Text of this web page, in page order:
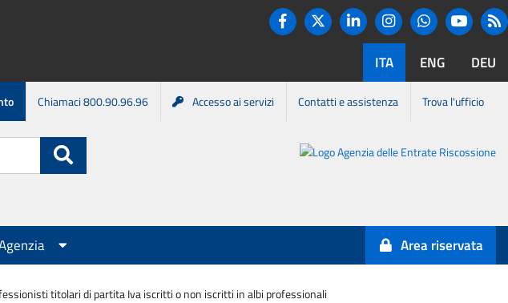
Twitter
LinkedinInstagram
ITA ENG DEU
Chiamaci 800.90.96.96 Accesso ai servizi Contatti e assistenza Trova l'ufficio
Agenzia
Entrate-
Riscossione
Area riservata
titolari di partita Iva iscritti o non iscritti in albi professionali